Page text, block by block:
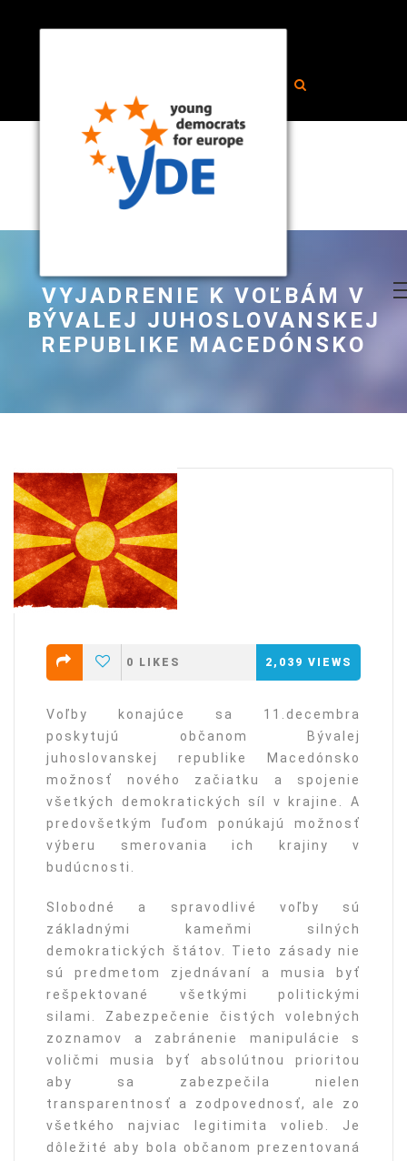
VYJADRENIE K VOĽBÁM V
BÝVALEJ JUHOSLOVANSKEJ
REPUBLIKE MACEDÓNSKO
0 LIKES 2,039 VIEWS
Voľby konajúce sa 11.decembra
poskytujú občanom Bývalej
juhoslovanskej republike Macedónsko
možnosť nového začiatku a spojenie
všetkých demokratických síl v krajine. A
predovšetkým ľuďom ponúkajú možnosť
výberu smerovania ich krajiny v
budúcnosti.
Slobodné a spravodlivé voľby sú
základnými kameňmi silných
demokratických štátov. Tieto zásady nie
sú predmetom zjednávaní a musia byť
rešpektované všetkými politickými
silami. Zabezpečenie čistých volebných
zoznamov a zabránenie manipulácie s
voličmi musia byť absolútnou prioritou
aby sa zabezpečila nielen
transparentnosť a zodpovednosť, ale zo
všetkého najviac legitimita volieb. Je
dôležité aby bola občanom prezentovaná